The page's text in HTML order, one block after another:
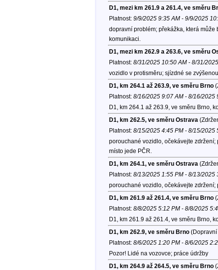
D1, mezi km 261.9 a 261.4, ve směru
Platnost: 9/9/2025 9:35 AM - 9/9/2025
dopravní problém; překážka, která
komunikaci.
D1, mezi km 262.9 a 263.6, ve směru
Platnost: 8/31/2025 10:50 AM - 8/31/
vozidlo v protisměru; sjízdné se
D1, km 264.1 až 263.9, ve směru Brno
Platnost: 8/16/2025 9:07 AM - 8/16/2025
D1, km 264.1 až 263.9, ve směru Brno,
D1, km 262.5, ve směru Ostrava
Platnost: 8/15/2025 4:45 PM - 8/15/2025
porouchané vozidlo, očekávejte
místo jede PČR.
D1, km 264.1, ve směru Ostrava
Platnost: 8/13/2025 1:55 PM - 8/13/2025
porouchané vozidlo, očekávejte
D1, km 261.9 až 261.4, ve směru Brno
Platnost: 8/8/2025 5:12 PM - 8/8/2025
D1, km 261.9 až 261.4, ve směru Brno,
D1, km 262.9, ve směru Brno(Dopravní
Platnost: 8/6/2025 1:20 PM - 8/6/2025
Pozor! Lidé na vozovce; práce údržby
D1, km 264.9 až 264.5, ve směru Brno